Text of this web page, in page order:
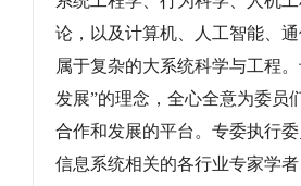
论，以及计算机、人工智能、通
属于复杂的大系统科学与工程
发展”的理念，全心全意为委员
合作和发展的平台。专委执行
信息系统相关的各行业专家学